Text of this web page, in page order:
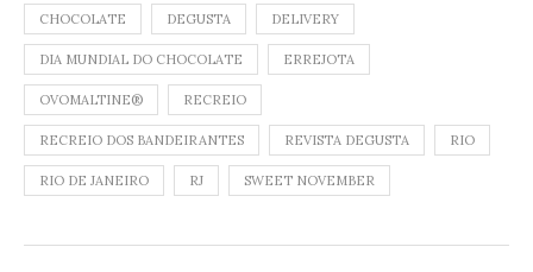
CHOCOLATE DEGUSTA DELIVERY
DIA MUNDIAL DO CHOCOLATE ERREJOTA
OVOMALTINE® RECREIO
RECREIO DOS BANDEIRANTES REVISTA DEGUSTA RIO
RIO DE JANEIRO RJ SWEET NOVEMBER